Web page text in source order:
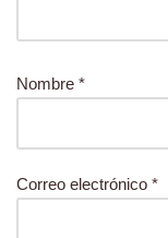
Nombre *
Correo electrónico *